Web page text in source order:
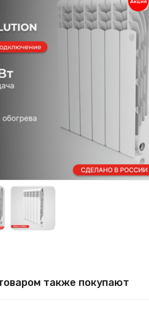
Акция
также покупают